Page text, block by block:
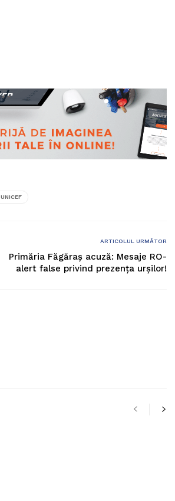
UNICEF
ARTICOLUL URMĂTOR
Primăria Făgăraș acuză: Mesaje RO-
alert false privind prezența urșilor!